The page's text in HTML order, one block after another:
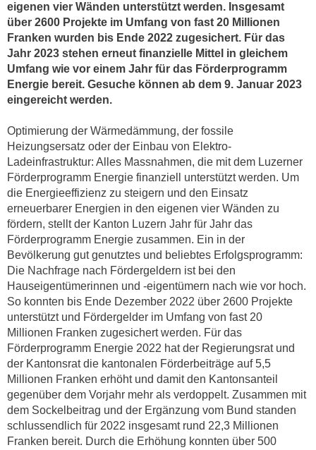
eigenen vier Wänden unterstützt werden. Insgesamt
über 2600 Projekte im Umfang von fast 20 Millionen
Franken wurden bis Ende 2022 zugesichert. Für das
Jahr 2023 stehen erneut finanzielle Mittel in gleichem
Umfang wie vor einem Jahr für das Förderprogramm
Energie bereit. Gesuche können ab dem 9. Januar 2023
eingereicht werden.
Optimierung der Wärmedämmung, der fossile
Heizungsersatz oder der Einbau von Elektro-
Ladeinfrastruktur: Alles Massnahmen, die mit dem Luzerner
Förderprogramm Energie finanziell unterstützt werden. Um
die Energieeffizienz zu steigern und den Einsatz
erneuerbarer Energien in den eigenen vier Wänden zu
fördern, stellt der Kanton Luzern Jahr für Jahr das
Förderprogramm Energie zusammen. Ein in der
Bevölkerung gut genutztes und beliebtes Erfolgsprogramm:
Die Nachfrage nach Fördergeldern ist bei den
Hauseigentümerinnen und -eigentümern nach wie vor hoch.
So konnten bis Ende Dezember 2022 über 2600 Projekte
unterstützt und Fördergelder im Umfang von fast 20
Millionen Franken zugesichert werden. Für das
Förderprogramm Energie 2022 hat der Regierungsrat und
der Kantonsrat die kantonalen Förderbeiträge auf 5,5
Millionen Franken erhöht und damit den Kantonsanteil
gegenüber dem Vorjahr mehr als verdoppelt. Zusammen mit
dem Sockelbeitrag und der Ergänzung vom Bund standen
schlussendlich für 2022 insgesamt rund 22,3 Millionen
Franken bereit. Durch die Erhöhung konnten über 500